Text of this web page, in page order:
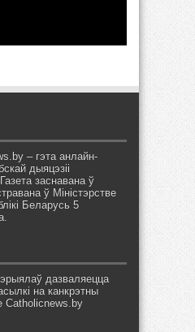
– гэта анлайн-
дыяцэзіі
Газета заснавана ў
ў Міністэрстве
Беларусь 5
дазваляецца
на канкрэтны
Catholicnews.by